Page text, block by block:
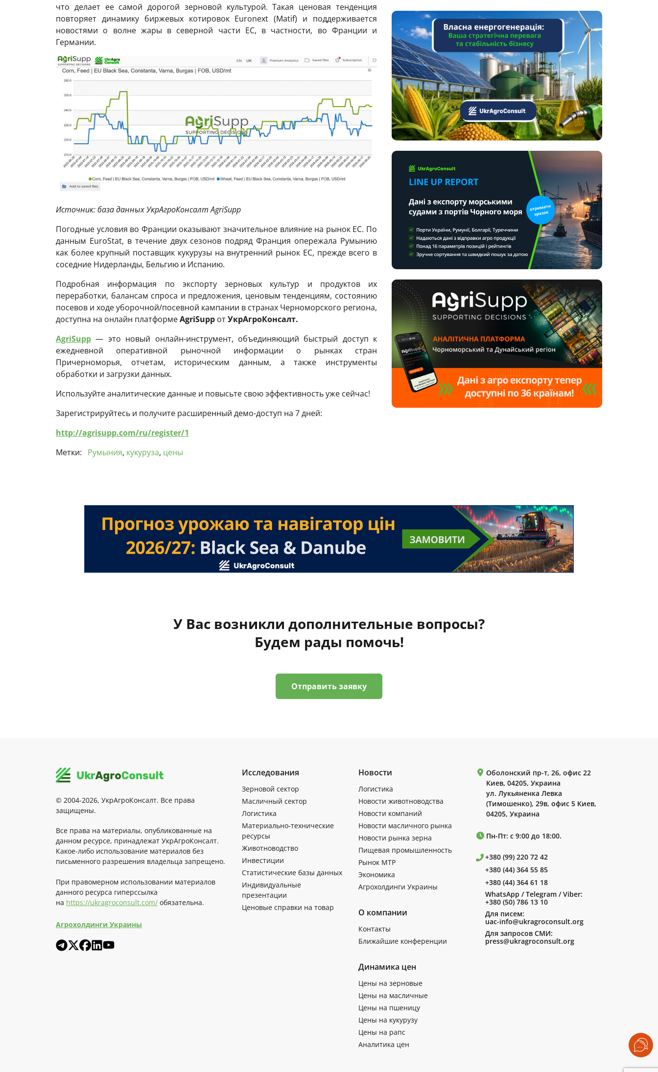
что делает ее самой дорогой зерновой культурой. Такая ценовая тенденция
повторяет динамику биржевых котировок Euronext (Matif) и поддерживается
новостями о волне жары в северной части ЕС, в частности, во Франции и
Германии.
Источник: база данных УкрАгроКонсалт AgriSupp
Погодные условия во Франции оказывают значительное влияние на рынок ЕС. По
данным EuroStat, в течение двух сезонов подряд Франция опережала Румынию
как более крупный поставщик кукурузы на внутренний рынок ЕС, прежде всего в
соседние Нидерланды, Бельгию и Испанию.
Подробная информация по экспорту зерновых культур и продуктов их
переработки, балансам спроса и предложения, ценовым тенденциям, состоянию
посевов и ходе уборочной/посевной кампании в странах Черноморского региона,
доступна на онлайн платформеAgriSupp отУкрАгроКонсалт.
AgriSupp — это новый онлайн-инструмент, объединяющий быстрый доступ к
ежедневной оперативной рыночной информации о рынках стран
Причерноморья, отчетам, историческим данным, а также инструменты
обработки и загрузки данных.
Используйте аналитические данные и повысьте свою эффективность уже сейчас!
Зарегистрируйтесь и получите расширенный демо-доступ на 7 дней:
http://agrisupp.com/ru/register/1
Метки:
Румыния, кукуруза, цены
У Вас возникли дополнительные вопросы?
Будем рады помочь!
Отправить заявку
© 2004-2026, УкрАгроКонсалт. Все права
защищены.
Все права на материалы, опубликованные на
данном ресурсе, принадлежат УкрАгроКонсалт.
Какое-либо использование материалов без
письменного разрешения владельца запрещено.
При правомерном использовании материалов
данного ресурса гиперссылка
на https://ukragroconsult.com/ обязательна.
Агрохолдинги Украины
Исследования
Зерновой сектор
Масличный сектор
Логистика
Материально-технические
ресурсы
Животноводство
Инвестиции
Статистические базы данных
Индивидуальные
презентации
Ценовые справки на товар
Новости
Логистика
Новости животноводства
Новости компаний
Новости масличного рынка
Новости рынка зерна
Пищевая промышленность
Рынок МТР
Экономика
Агрохолдинги Украины
О компании
Контакты
Ближайшие конференции
Динамика цен
Цены на зерновые
Цены на масличные
Цены на пшеницу
Цены на кукурузу
Цены на рапс
Аналитика цен
Оболонский пр-т, 26, офис 22
Киев, 04205, Украина
ул. Лукьяненка Левка
(Тимошенко), 29в, офис 5 Киев,
04205, Украина
Пн-Пт: с 9:00 до 18:00.
+380 (99) 220 72 42
+380 (44) 364 55 85
+380 (44) 364 61 18
WhatsApp / Telegram / Viber:
+380 (50) 786 13 10
Для писем:
uac-info@ukragroconsult.org
Для запросов СМИ:
press@ukragroconsult.org